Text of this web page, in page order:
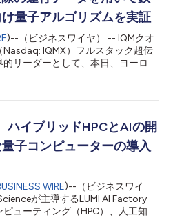
量子アルゴリズムを実証
)--（ビジネスワイヤ） -- IQMクオ
IQMX）フルスタック超伝
リーダーとして、本日、ヨーロッ
表しました。 両組織は、ドイツ
イツ鉄道の実際の運行データセット
題向けに設計されたハイブリッド
よびテストしました。 こちらで
ーに詳述されているように、IQM
ゴリズム（QAOA）を管理可能な
を管理する古典的フレームワーク
より小さな部分問題を解決するよ
チャは汎用性を持たせて構築され
ハイブリッドHPCとAIの開
子コンピューターの導入
WIRE)--（ビジネスワイ
が主導するLUMI AI Factory
ューティング（HPC）、人工知